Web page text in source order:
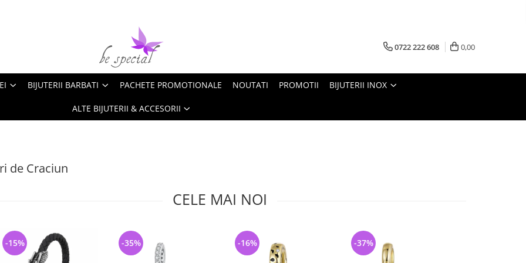
0722 222 608 0,00
BIJUTERII BARBATI PACHETE PROMOTIONALE NOUTATI PROMOTII BIJUTERII INOX
ALTE BIJUTERII & ACCESORII
de Craciun
CELE MAI NOI
-15% -35% -16% -37%